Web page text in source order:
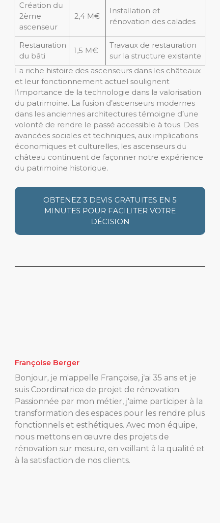
Création du
2ème
ascenseur
2,4 M€
Installation et
rénovation des calades
Restauration
du bâti
1,5 M€
Travaux de restauration
sur la structure existante
La riche histoire des ascenseurs dans les châteaux
et leur fonctionnement actuel soulignent
l’importance de la technologie dans la valorisation
du patrimoine. La fusion d’ascenseurs modernes
dans les anciennes architectures témoigne d’une
volonté de rendre le passé accessible à tous. Des
avancées sociales et techniques, aux implications
économiques et culturelles, les ascenseurs du
château continuent de façonner notre expérience
du patrimoine historique.
OBTENEZ 3 DEVIS GRATUITES EN 5
MINUTES POUR FACILITER VOTRE
DÉCISION
Françoise Berger
Bonjour, je m'appelle Françoise, j'ai 35 ans et je
suis Coordinatrice de projet de rénovation.
Passionnée par mon métier, j'aime participer à la
transformation des espaces pour les rendre plus
fonctionnels et esthétiques. Avec mon équipe,
nous mettons en œuvre des projets de
rénovation sur mesure, en veillant à la qualité et
à la satisfaction de nos clients.